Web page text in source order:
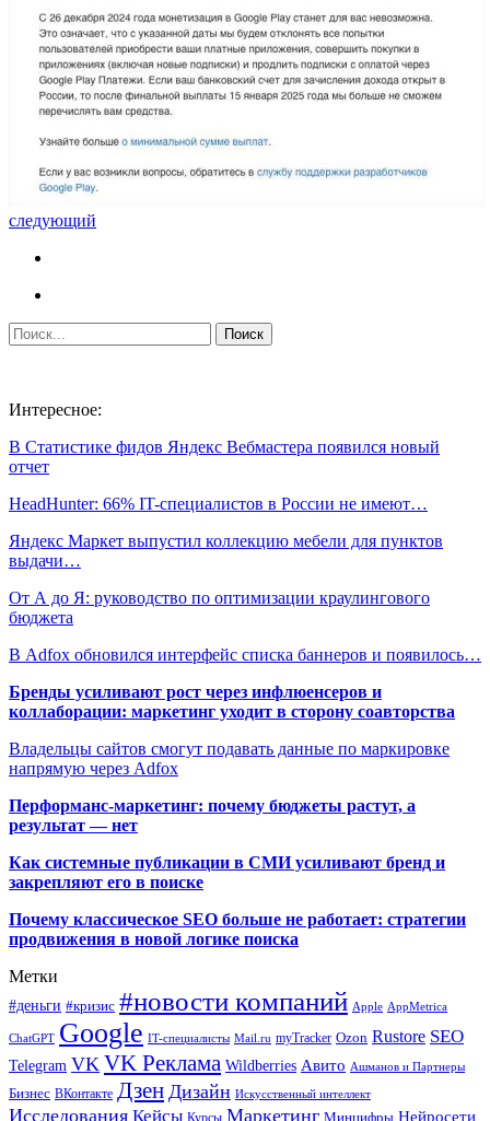
следующий
Интересное:
В Статистике фидов Яндекс Вебмастера появился новый
отчет
HeadHunter: 66% IT-специалистов в России не имеют…
Яндекс Маркет выпустил коллекцию мебели для пунктов
выдачи…
От А до Я: руководство по оптимизации краулингового
бюджета
В Adfox обновился интерфейс списка баннеров и появилось…
Бренды усиливают рост через инфлюенсеров и
коллаборации: маркетинг уходит в сторону соавторства
Владельцы сайтов смогут подавать данные по маркировке
напрямую через Adfox
Перформанс-маркетинг: почему бюджеты растут, а
результат — нет
Как системные публикации в СМИ усиливают бренд и
закрепляют его в поиске
Почему классическое SEO больше не работает: стратегии
продвижения в новой логике поиска
Метки
#деньги #кризис #новости компаний Apple AppMetrica
ChatGPT Google IT-специалисты Mail.ru myTracker Ozon Rustore SEO
Telegram VK VK Реклама Wildberries Авито Ашманов и Партнеры
Бизнес ВКонтакте Дзен Дизайн Искусственный интеллект
Исследования Кейсы Маркетинг Минцифры Нейросети